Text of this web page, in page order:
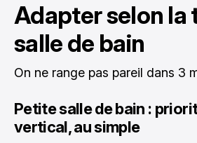
Adapter selon la
salle de bain
On ne range pas pareil dans 3
Petite salle de bain :
vertical, au simple